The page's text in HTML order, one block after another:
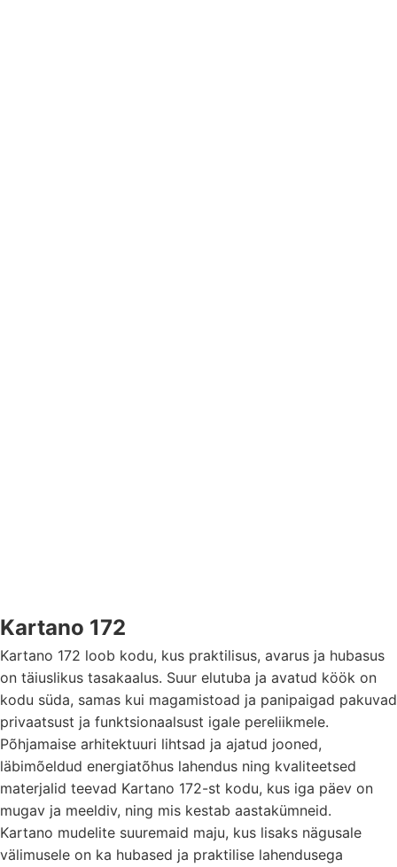
Kartano 172
Kartano 172 loob kodu, kus praktilisus, avarus ja hubasus
on täiuslikus tasakaalus. Suur elutuba ja avatud köök on
kodu süda, samas kui magamistoad ja panipaigad pakuvad
privaatsust ja funktsionaalsust igale pereliikmele.
Põhjamaise arhitektuuri lihtsad ja ajatud jooned,
läbimõeldud energiatõhus lahendus ning kvaliteetsed
materjalid teevad Kartano 172-st kodu, kus iga päev on
mugav ja meeldiv, ning mis kestab aastakümneid.
Kartano mudelite suuremaid maju, kus lisaks nägusale
välimusele on ka hubased ja praktilise lahendusega